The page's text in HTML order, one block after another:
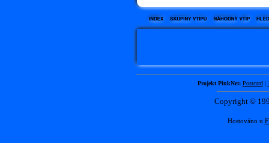
Projekt PinkNet: Postcard|
Copyright ©
Hostováno u